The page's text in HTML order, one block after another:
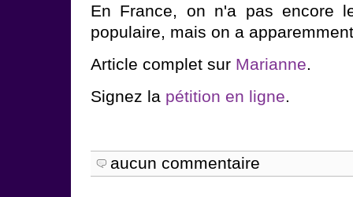
En France, on n'a pas encore
populaire, mais on a
Article complet sur Marianne.
Signez la pétition en ligne.
aucun commentaire